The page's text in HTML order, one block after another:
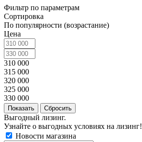
Фильтр по параметрам
Сортировка
По популярности (возрастание)
Цена
310 000
315 000
320 000
325 000
330 000
Сбросить
Выгодный лизинг.
Узнайте о выгодных условиях на лизинг!
Новости магазина